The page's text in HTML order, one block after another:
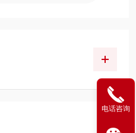
电话咨询